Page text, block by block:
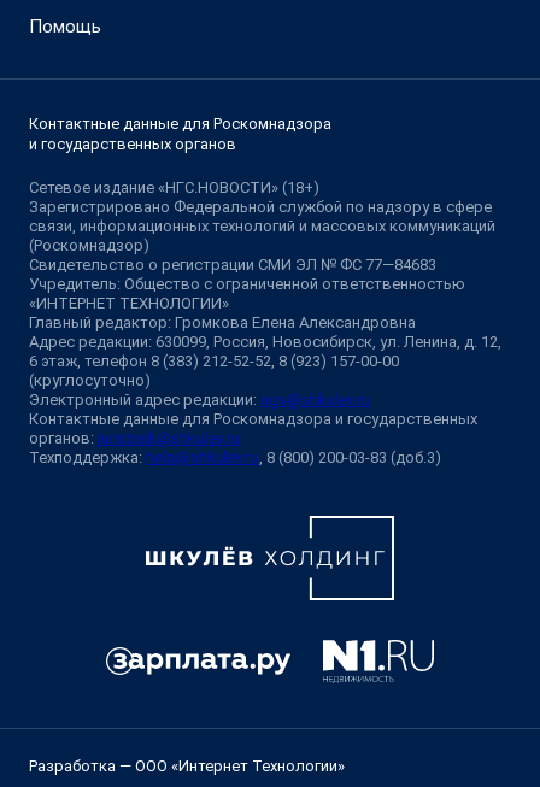
Помощь
Контактные данные для Роскомнадзора
и государственных органов
Сетевое издание «НГС.НОВОСТИ» (18+)
Зарегистрировано Федеральной службой по надзору в сфере
связи, информационных технологий и массовых коммуникаций
(Роскомнадзор)
Свидетельство о регистрации СМИ ЭЛ № ФС 77—84683
Учредитель: Общество с ограниченной ответственностью
«ИНТЕРНЕТ ТЕХНОЛОГИИ»
Главный редактор: Громкова Елена Александровна
Адрес редакции: 630099, Россия, Новосибирск, ул. Ленина, д. 12,
6 этаж, телефон 8 (383) 212-52-52, 8 (923) 157-00-00
(круглосуточно)
Электронный адрес редакции: ngs@shkulev.ru
Контактные данные для Роскомнадзора и государственных
органов: juristnsk@shkulev.ru
Техподдержка: help@shkulev.ru, 8 (800) 200-03-83 (доб.3)
Разработка — ООО «Интернет Технологии»